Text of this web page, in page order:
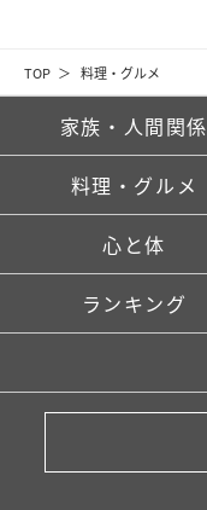
TOP 料理・グルメ
家族・人間関係
料理・グルメ
心と体
ランキング